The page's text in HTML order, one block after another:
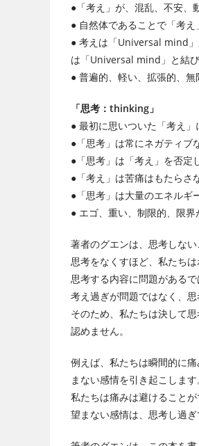
●「考え」が、混乱、不安、
● 自然体であることで「考え
● 考えは「Universal mind
は「Universal mind」と結び
● 普遍的、軽い、拡張的、
「思考：thinking」
● 最初に思いついた「考え」
●「思考」は常にネガティブ
●「思考」は「考え」を否定
●「考え」は苦痛はもたらさ
●「思考」は大量のエネルギ
● エゴ、重い、制限的、限
著者のグエンは、思考しな
思考をなくすほど、私たちは
思考する内容に問題がある
考え過ぎが問題ではなく、
そのため、私たちは決して
認めません。
例えば、私たちは瞬間的に
まない感情を引き起こしま
私たちは痛みは避けること
望まない感情は、思考し過